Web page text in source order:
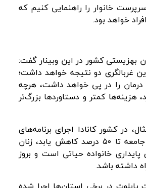
خانوار را راهنمایی کنیم که
خواهد بود.
بهزیستی کشور در این وبینار گفت:
غربالگری دو نتیجه خواهد داشت؛
را در پی خواهد داشت، هرچه
هزینه‌ها کمتر و دستاوردها بزرگ‌تر
در کشور کانادا اجرای برنامه‌های
غربالگری موجب شد مرگ و میر ناشی از سرطان‌های مربوط به زنان در جامعه تا ۵۰ درصد کاهش یابد، زنان
خانواده حیاتی است و بروز
داشته باشد.